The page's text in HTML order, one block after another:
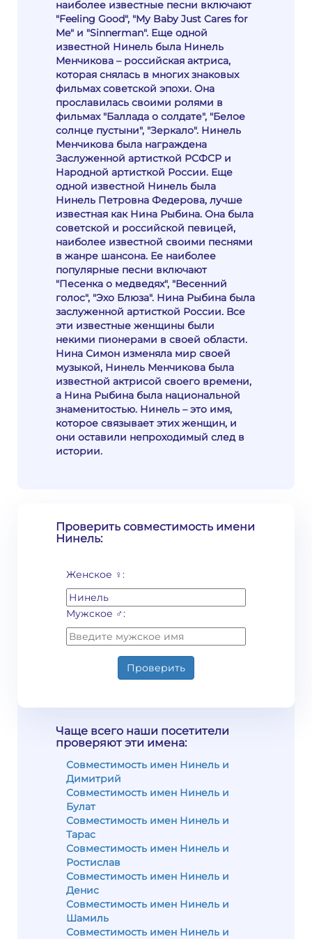
наиболее известные песни включают
"Feeling Good", "My Baby Just Cares for
Me" и "Sinnerman". Еще одной
известной Нинель была Нинель
Менчикова – российская актриса,
которая снялась в многих знаковых
фильмах советской эпохи. Она
прославилась своими ролями в
фильмах "Баллада о солдате", "Белое
солнце пустыни", "Зеркало". Нинель
Менчикова была награждена
Заслуженной артисткой РСФСР и
Народной артисткой России. Еще
одной известной Нинель была
Нинель Петровна Федерова, лучше
известная как Нина Рыбина. Она была
советской и российской певицей,
наиболее известной своими песнями
в жанре шансона. Ее наиболее
популярные песни включают
"Песенка о медведях", "Весенний
голос", "Эхо Блюза". Нина Рыбина была
заслуженной артисткой России. Все
эти известные женщины были
некими пионерами в своей области.
Нина Симон изменяла мир своей
музыкой, Нинель Менчикова была
известной актрисой своего времени,
а Нина Рыбина была национальной
знаменитостью. Нинель – это имя,
которое связывает этих женщин, и
они оставили непроходимый след в
истории.
Проверить совместимость имени
Нинель:
Женское ♀:
Мужское ♂:
Проверить
Чаще всего наши посетители
проверяют эти имена:
Совместимость имен Нинель и
Димитрий
Совместимость имен Нинель и
Булат
Совместимость имен Нинель и
Тарас
Совместимость имен Нинель и
Ростислав
Совместимость имен Нинель и
Денис
Совместимость имен Нинель и
Шамиль
Совместимость имен Нинель и